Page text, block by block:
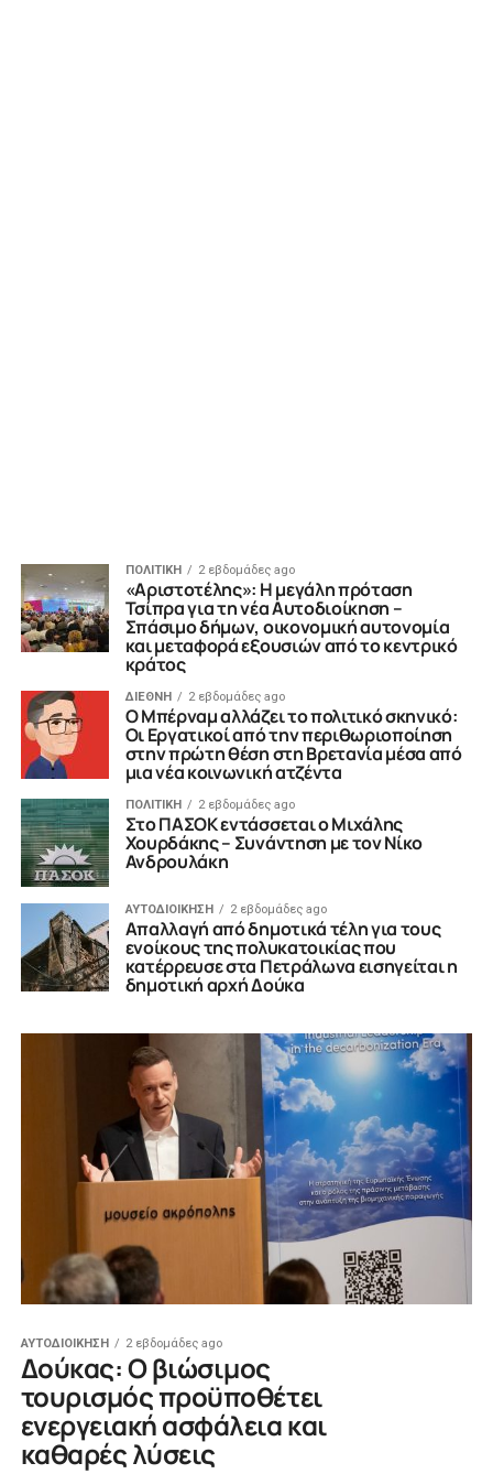
ΠΟΛΙΤΙΚΗ 2 εβδομάδες ago
«Αριστοτέλης»: Η μεγάλη πρόταση
Τσίπρα για τη νέα Αυτοδιοίκηση –
Σπάσιμο δήμων, οικονομική αυτονομία
και μεταφορά εξουσιών από το κεντρικό
κράτος
ΔΙΕΘΝΗ 2 εβδομάδες ago
Ο Μπέρναμ αλλάζει το πολιτικό σκηνικό:
Οι Εργατικοί από την περιθωριοποίηση
στην πρώτη θέση στη Βρετανία μέσα από
μια νέα κοινωνική ατζέντα
ΠΟΛΙΤΙΚΗ 2 εβδομάδες ago
Στο ΠΑΣΟΚ εντάσσεται ο Μιχάλης
Χουρδάκης – Συνάντηση με τον Νίκο
Ανδρουλάκη
ΑΥΤΟΔΙΟΙΚΗΣΗ 2 εβδομάδες ago
Απαλλαγή από δημοτικά τέλη για τους
ενοίκους της πολυκατοικίας που
κατέρρευσε στα Πετράλωνα εισηγείται η
δημοτική αρχή Δούκα
ΑΥΤΟΔΙΟΙΚΗΣΗ 2 εβδομάδες ago
Δούκας: Ο βιώσιμος
τουρισμός προϋποθέτει
ενεργειακή ασφάλεια και
καθαρές λύσεις